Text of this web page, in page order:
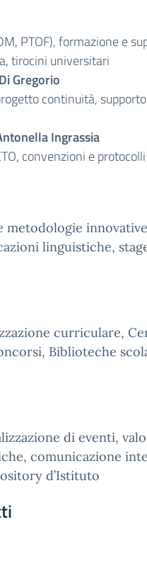
PTOF), formazione e
tirocini universitari
Gregorio
continuità,
Ingrassia
convenzioni e
metodologie
linguistiche,
curriculare,
Biblioteche
di eventi,
comunicazione
d’Istituto